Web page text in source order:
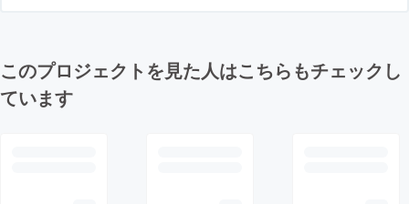
このプロジェクトを見た人はこちらもチェックし
ています